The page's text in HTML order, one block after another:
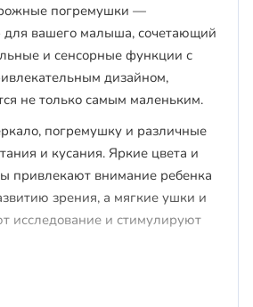
погремушки —
вашего малыша, сочетающий
и сенсорные функции с
дизайном,
не только самым маленьким.
погремушку и различные
и кусания. Яркие цвета и
привлекают внимание ребенка
зрения, а мягкие ушки и
исследование и стимулируют
или детской кроватке.